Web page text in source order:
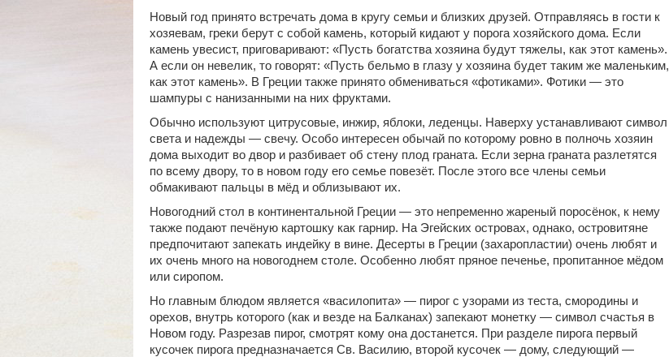
Новый год принято встречать дома в кругу семьи и близких друзей. Отправляясь в гости к
хозяевам, греки берут с собой камень, который кидают у порога хозяйского дома. Если
камень увесист, приговаривают: «Пусть богатства хозяина будут тяжелы, как этот камень».
А если он невелик, то говорят: «Пусть бельмо в глазу у хозяина будет таким же маленьким,
как этот камень». В Греции также принято обмениваться «фотиками». Фотики — это
шампуры с нанизанными на них фруктами.
Обычно используют цитрусовые, инжир, яблоки, леденцы. Наверху устанавливают символ
света и надежды — свечу. Особо интересен обычай по которому ровно в полночь хозяин
дома выходит во двор и разбивает об стену плод граната. Если зерна граната разлетятся
по всему двору, то в новом году его семье повезёт. После этого все члены семьи
обмакивают пальцы в мёд и облизывают их.
Новогодний стол в континентальной Греции — это непременно жареный поросёнок, к нему
также подают печёную картошку как гарнир. На Эгейских островах, однако, островитяне
предпочитают запекать индейку в вине. Десерты в Греции (захаропластии) очень любят и
их очень много на новогоднем столе. Особенно любят пряное печенье, пропитанное мёдом
или сиропом.
Но главным блюдом является «василопита» — пирог с узорами из теста, смородины и
орехов, внутрь которого (как и везде на Балканах) запекают монетку — символ счастья в
Новом году. Разрезав пирог, смотрят кому она достанется. При разделе пирога первый
кусочек пирога предназначается Св. Василию, второй кусочек — дому, следующий —